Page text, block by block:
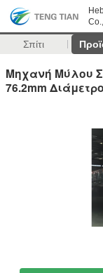
Σπίτι
Μηχανή Μύλου
76.2mm